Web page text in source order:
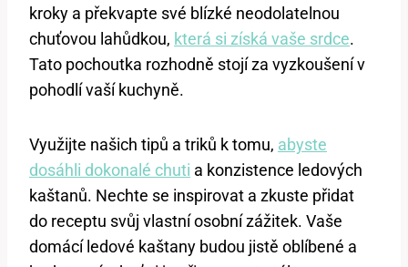
kroky a‌ překvapte své blízké neodolatelnou
chuťovou lahůdkou, ⁤ která si získá vaše srdce.
Tato pochoutka ⁢rozhodně ‌stojí ⁣za⁤ vyzkoušení ⁣v
pohodlí ​vaší kuchyně.
Využijte našich tipů a triků​ k tomu,⁢ abyste
dosáhli dokonalé chuti a konzistence​ ledových
‍kaštanů.⁢ Nechte se​ inspirovat a zkuste přidat
do receptu ‍svůj vlastní osobní zážitek. ⁤Vaše
domácí ledové kaštany budou ‌jistě oblíbené a